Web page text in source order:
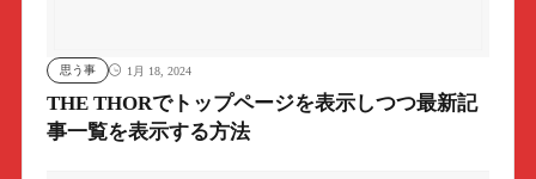
思う事 1月 18, 2024
THE THORでトップページを表示しつつ最新記
事一覧を表示する方法